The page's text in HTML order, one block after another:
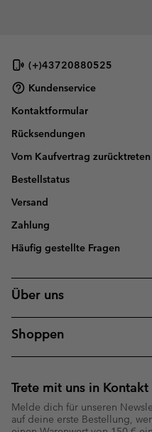
(+)43720880525
Kundenservice
Kontaktformular
Rücksendungen
Vom Kaufvertrag zurücktreten
Bestellstatus
Versand
Zahlung
Häufig gestellte Fragen
Über uns
Shoppen
Trete mit uns in Kontakt
Melde dich für unseren
auf deine erste Bestellung,